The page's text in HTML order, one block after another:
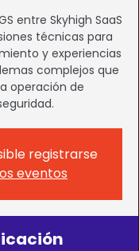
entre Skyhigh SaaS
técnicas para
y experiencias
complejos que
operación de
registrarse
eventos